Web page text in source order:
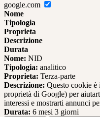
google.com
Nome
Tipologia
Proprieta
Descrizione
Durata
Nome: NID
Tipologia: analitico
Proprieta: Terza-parte
Descrizione: Questo cookie
proprietà di Google) per
interessi e mostrarti annunci
Durata: 6 mesi 3 giorni